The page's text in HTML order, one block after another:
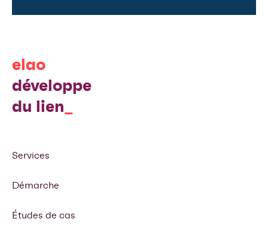
elao
développe
du lien
Services
Démarche
Études de cas